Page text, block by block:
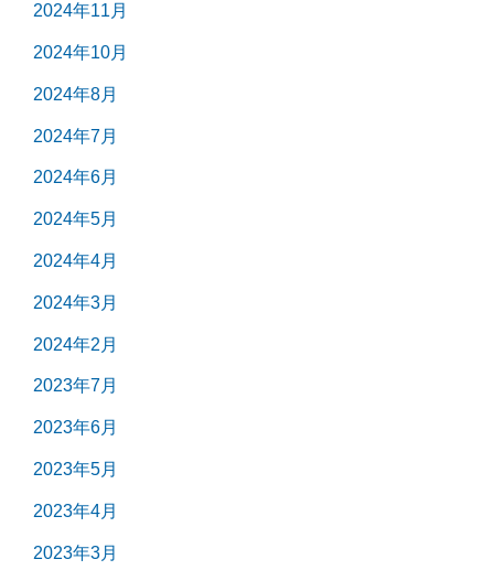
2024年11月
2024年10月
2024年8月
2024年7月
2024年6月
2024年5月
2024年4月
2024年3月
2024年2月
2023年7月
2023年6月
2023年5月
2023年4月
2023年3月